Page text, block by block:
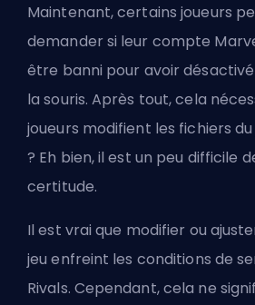
Maintenant, certains joueurs
demander si leur compte
être banni pour avoir
la souris. Après tout, cela
joueurs modifient les fichiers
? Eh bien, il est un peu difficile
certitude.
Il est vrai que modifier ou
jeu enfreint les conditions de
Rivals. Cependant, cela ne